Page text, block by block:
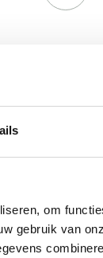
om
gebruik van